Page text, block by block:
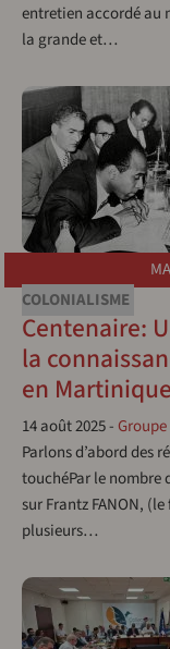
entretien accordé au
la grande et…
COLONIALISME
Centenaire:
la
en Martinique
14 août 2025-
Parlons d’abord des
touchéPar le nombre
sur Frantz FANON,
plusieurs…